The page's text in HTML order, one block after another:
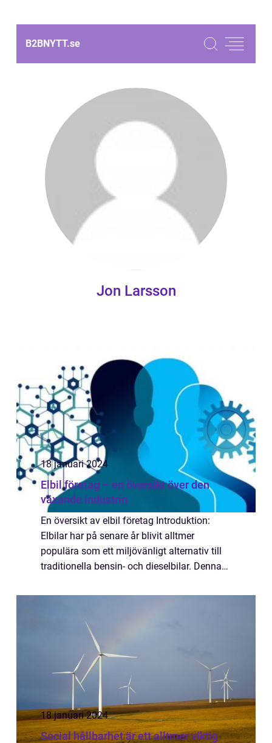
B2BNYTT.se
Jon Larsson
18 januari 2024
Elbil företag – en översikt över den
växande industrin
En översikt av elbil företag Introduktion:
Elbilar har på senare år blivit alltmer
populära som ett miljövänligt alternativ till
traditionella bensin- och dieselbilar. Denna
företag och dess betydelse inom fo...
18 januari 2024
Social hållbarhet är ett alltmer viktig